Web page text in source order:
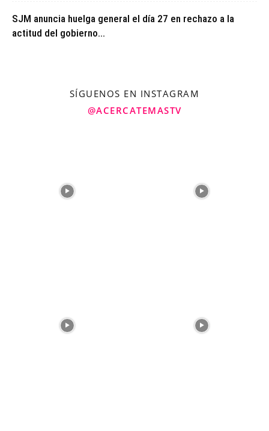
SJM anuncia huelga general el día 27 en rechazo a la
actitud del gobierno...
SÍGUENOS EN INSTAGRAM
@ACERCATEMASTV